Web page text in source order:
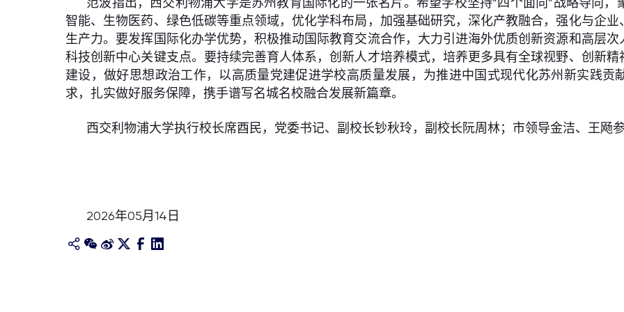
智能、生物医药、绿色低碳等重点领域，优化学科布局，加强基础研究，深化产教融合，强化与企
生产力。要发挥国际化办学优势，积极推动国际教育交流合作，大力引进海外优质创新资源和高层
科技创新中心关键支点。要持续完善育人体系，创新人才培养模式，培养更多具有全球视野、创新
建设，做好思想政治工作，以高质量党建促进学校高质量发展，为推进中国式现代化苏州新实践贡
求，扎实做好服务保障，携手谱写名城名校融合发展新篇章。
西交利物浦大学执行校长席酉民，党委书记、副校长钞秋玲，副校长阮周林；市领导金洁、王飏
2026年05月14日